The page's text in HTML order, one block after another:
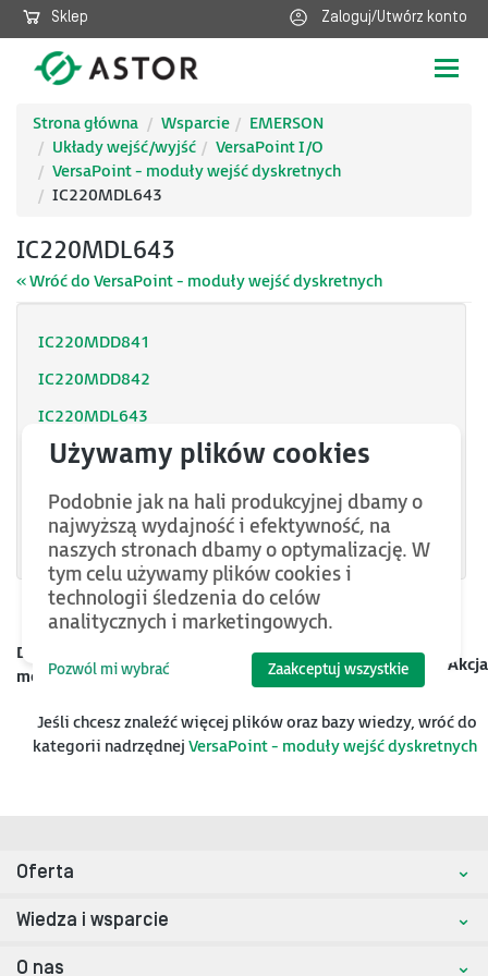
Sklep Zaloguj/Utwórz konto
Strona główna
Wsparcie
EMERSON
Układy wejść/wyjść
VersaPoint I/O
VersaPoint - moduły wejść dyskretnych
IC220MDL643
IC220MDL643
« Wróć do VersaPoint - moduły wejść dyskretnych
IC220MDD841
IC220MDD842
IC220MDL643
IC220MDL644
IC220MDL641
IC220MDL642
Data
mod.
KategoriaNazwa Rozmiar Akcja
Jeśli chcesz znaleźć więcej plików oraz bazy wiedzy, wróć do
kategorii nadrzędnej VersaPoint - moduły wejść dyskretnych
Oferta
Wiedza i wsparcie
O nas
Podobnie jak na hali produkcyjnej dbamy o
najwyższą wydajność i efektywność, na
naszych stronach dbamy o optymalizację. W
tym celu używamy plików cookies i
technologii śledzenia do celów
analitycznych i marketingowych.
Pozwól mi wybrać Zaakceptuj wszystkie